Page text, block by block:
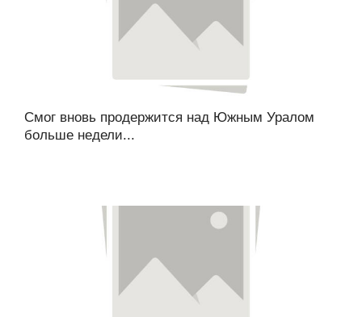
Смог вновь продержится над Южным Уралом
больше недели...